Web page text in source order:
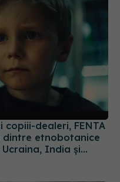
dintre etnobotanice
India și
pentru noi